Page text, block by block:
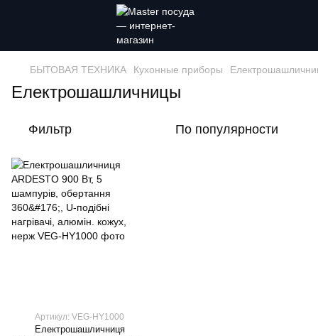
БЫТОВАЯ ТЕХНИКА Кухонные приборы
Електрошашличницы
Фильтр По популярности
Артикул: VEG-HY1000
Електрошашличниця